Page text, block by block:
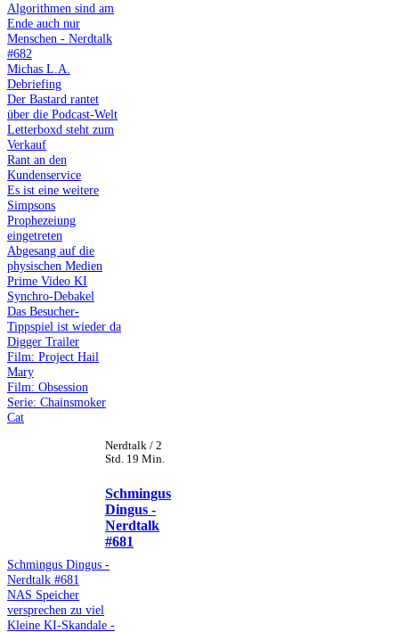
Algorithmen sind am
Ende auch nur
Menschen - Nerdtalk
#682
Michas L.A.
Debriefing
Der Bastard rantet
über die Podcast-Welt
Letterboxd steht zum
Verkauf
Rant an den
Kundenservice
Es ist eine weitere
Simpsons
Prophezeiung
eingetreten
Abgesang auf die
physischen Medien
Prime Video KI
Synchro-Debakel
Das Besucher-
Tippspiel ist wieder da
Digger Trailer
Film: Project Hail
Mary
Film: Obsession
Serie: Chainsmoker
Cat
Nerdtalk / 2
Std. 19 Min.
Schmingus
Dingus -
Nerdtalk
#681
Schmingus Dingus -
Nerdtalk #681
NAS Speicher
versprechen zu viel
Kleine KI-Skandale -